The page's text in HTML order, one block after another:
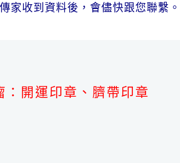
家收到資料後，會儘快跟您聯繫。
：開運印章、臍帶印章